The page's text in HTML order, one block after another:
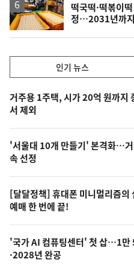
떡국떡·떡볶이
정…2031년까
기,
최
신,
오
늘
의
영
상
오
인기 뉴스
인
기
뉴
스
거주용 1주택, 시가 20억 원까지
서 제외
'서울대 10개 만들기' 본격화…거
속 선정
[달달정책] 휴대폰 미니멀리즘
예매 한 번에 끝!
'국가 AI 컴퓨팅센터' 첫 삽…1만
·2028년 완공